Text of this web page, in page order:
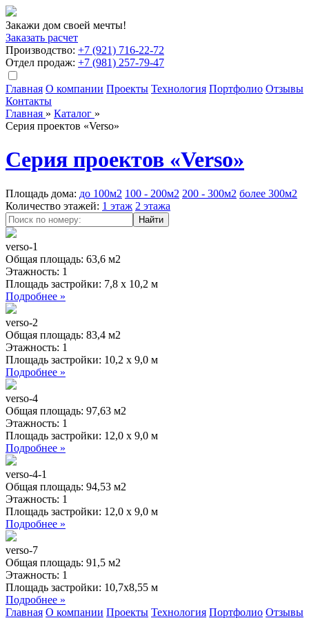
Закажи дом своей мечты!
Заказать расчет
Производство: +7 (921) 716-22-72
Отдел продаж: +7 (981) 257-79-47
Главная О компании Проекты Технология Портфолио Отзывы
Контакты
Главная » Кaталог »
Серия проектов «Verso»
Серия проектов «Verso»
Площадь дома: до 100м2 100 - 200м2 200 - 300м2 более 300м2
Количество этажей: 1 этаж 2 этажа
verso-1
Общая площадь: 63,6 м2
Этажность: 1
Площадь застройки: 7,8 x 10,2 м
Подробнее »
verso-2
Общая площадь: 83,4 м2
Этажность: 1
Площадь застройки: 10,2 x 9,0 м
Подробнее »
verso-4
Общая площадь: 97,63 м2
Этажность: 1
Площадь застройки: 12,0 x 9,0 м
Подробнее »
verso-4-1
Общая площадь: 94,53 м2
Этажность: 1
Площадь застройки: 12,0 x 9,0 м
Подробнее »
verso-7
Общая площадь: 91,5 м2
Этажность: 1
Площадь застройки: 10,7х8,55 м
Подробнее »
Главная О компании Проекты Технология Портфолио Отзывы